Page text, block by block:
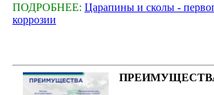
ПОДРОБНЕЕ: Царапины и сколы -
коррозии